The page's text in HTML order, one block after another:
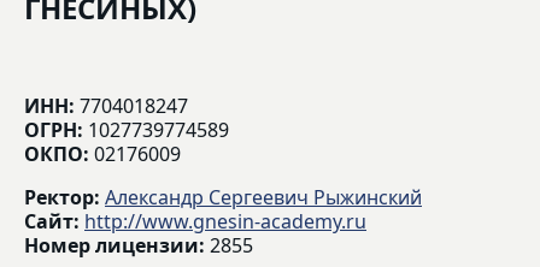
ГНЕСИНЫХ)
ИНН: 7704018247
ОГРН: 1027739774589
ОКПО: 02176009
Ректор: Александр Сергеевич Рыжинский
Сайт: http://www.gnesin-academy.ru
Номер лицензии: 2855